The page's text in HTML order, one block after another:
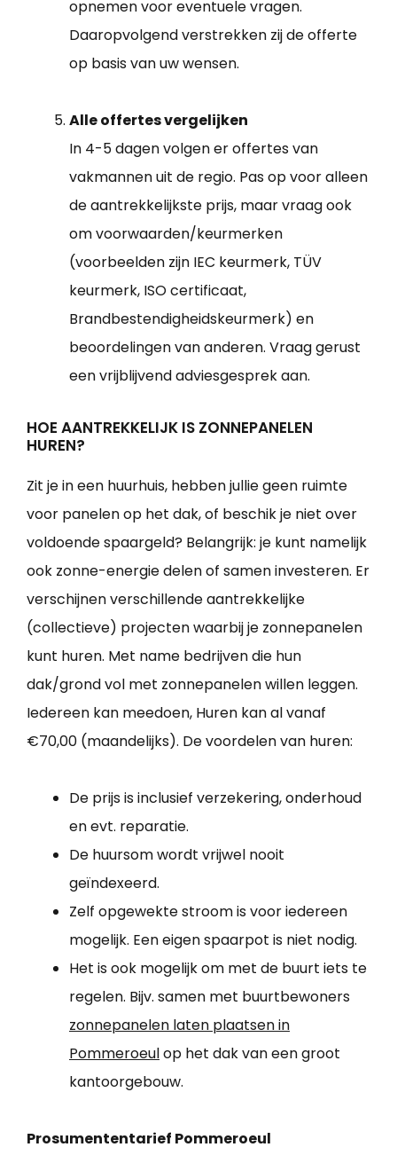
opnemen voor eventuele vragen.
Daaropvolgend verstrekken zij de offerte
op basis van uw wensen.
Alle offertes vergelijken
In 4-5 dagen volgen er offertes van
vakmannen uit de regio. Pas op voor alleen
de aantrekkelijkste prijs, maar vraag ook
om voorwaarden/keurmerken
(voorbeelden zijn IEC keurmerk, TÜV
keurmerk, ISO certificaat,
Brandbestendigheidskeurmerk) en
beoordelingen van anderen. Vraag gerust
een vrijblijvend adviesgesprek aan.
HOE AANTREKKELIJK IS ZONNEPANELEN
HUREN?
Zit je in een huurhuis, hebben jullie geen ruimte
voor panelen op het dak, of beschik je niet over
voldoende spaargeld? Belangrijk: je kunt namelijk
ook zonne-energie delen of samen investeren. Er
verschijnen verschillende aantrekkelijke
(collectieve) projecten waarbij je zonnepanelen
kunt huren. Met name bedrijven die hun
dak/grond vol met zonnepanelen willen leggen.
Iedereen kan meedoen, Huren kan al vanaf
€70,00 (maandelijks). De voordelen van huren:
De prijs is inclusief verzekering, onderhoud
en evt. reparatie.
De huursom wordt vrijwel nooit
geïndexeerd.
Zelf opgewekte stroom is voor iedereen
mogelijk. Een eigen spaarpot is niet nodig.
Het is ook mogelijk om met de buurt iets te
regelen. Bijv. samen met buurtbewoners
zonnepanelen laten plaatsen in
Pommeroeulop het dak van een groot
kantoorgebouw.
Prosumententarief Pommeroeul